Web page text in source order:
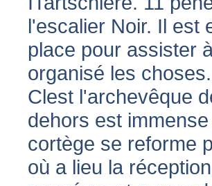
l'escalier Noir. Il est
place pour assister
organisé les
Clest l'archevêque
dehors est
cortège se reforme
où a lieu la